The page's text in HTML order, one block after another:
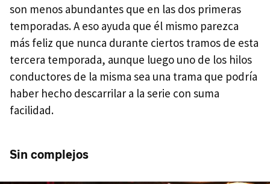
son menos abundantes que en las dos primeras
temporadas. A eso ayuda que él mismo parezca
más feliz que nunca durante ciertos tramos de esta
tercera temporada, aunque luego uno de los hilos
conductores de la misma sea una trama que podría
haber hecho descarrilar a la serie con suma
facilidad.
Sin complejos